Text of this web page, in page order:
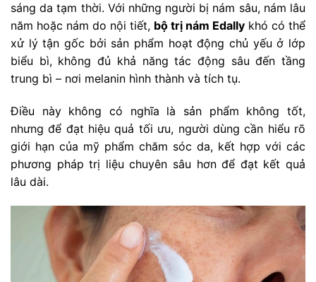
sáng da tạm thời. Với những người bị nám sâu, nám lâu
năm hoặc nám do nội tiết, bộ trị nám Edally khó có thể
xử lý tận gốc bởi sản phẩm hoạt động chủ yếu ở lớp
biểu bì, không đủ khả năng tác động sâu đến tầng
trung bì – nơi melanin hình thành và tích tụ.
Điều này không có nghĩa là sản phẩm không tốt,
nhưng để đạt hiệu quả tối ưu, người dùng cần hiểu rõ
giới hạn của mỹ phẩm chăm sóc da, kết hợp với các
phương pháp trị liệu chuyên sâu hơn để đạt kết quả
lâu dài.